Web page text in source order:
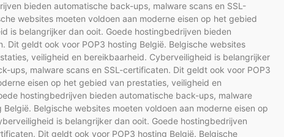
bieden automatische back-ups, malware scans en SSL-
websites moeten voldoen aan moderne eisen op het gebied
is belangrijker dan ooit. Goede hostingbedrijven bieden
Dit geldt ook voor POP3 hosting België. Belgische websites
veiligheid en bereikbaarheid. Cyberveiligheid is belangrijker
ups, malware scans en SSL-certificaten. Dit geldt ook voor POP3
eisen op het gebied van prestaties, veiligheid en
hostingbedrijven bieden automatische back-ups, malware
Belgische websites moeten voldoen aan moderne eisen op
is belangrijker dan ooit. Goede hostingbedrijven
Dit geldt ook voor POP3 hosting België. Belgische